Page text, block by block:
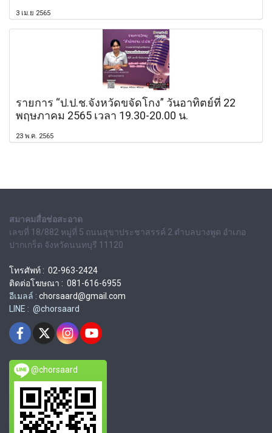
3 เม.ย 2565
รายการ “ป.ป.ช.จังหวัดขจัดโกง” วันอาทิตย์ที่ 22
พฤษภาคม 2565 เวลา 19.30-20.00 น.
23 พ.ค. 2565
สมาคมสื่อช่อสะอาด
เลขที่ 18/882 หมู่ที่ 5 ถนนสุขาประชาสรรค์ 2 ตำบลบางพูด อำเภอ
ปากเกร็ด จังหวัดนนทบุรี 11120
โทรศัพท์ : 02-963-2424
ติดต่อโฆษณา : 081-616-6955
อีเมลล์ : chorsaard@gmail.com
LINE : @chorsaard
@chorsaard